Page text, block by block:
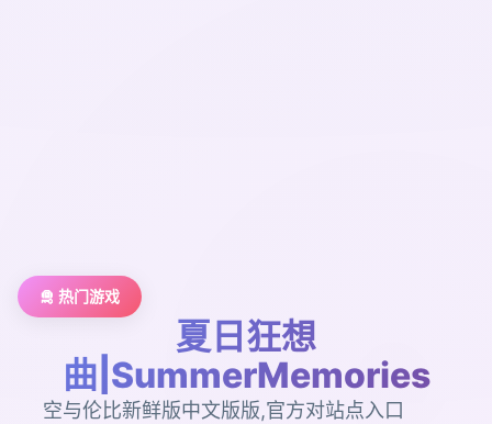
🛅 热门游戏
夏日狂想
曲|SummerMemories
空与伦比新鲜版中文版版,官方对站点入口